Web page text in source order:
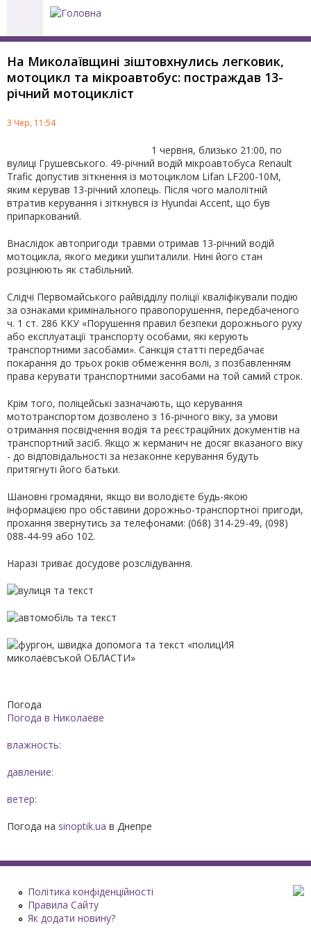
форма
На Миколаївщині зіштовхнулись легковик,
мотоцикл та мікроавтобус: постраждав 13-
річний мотоцикліст
3 Чер, 11:54
1 червня, близько 21:00, по
вулиці Грушевського. 49-річний водій мікроавтобуса Renault
Trafic допустив зіткнення із мотоциклом Lifan LF200-10M,
яким керував 13-річний хлопець. Після чого малолітній
втратив керування і зіткнувся із Hyundai Accent, що був
припаркований.
Внаслідок автопригоди травми отримав 13-річний водій
мотоцикла, якого медики ушпиталили. Нині його стан
розцінюють як стабільний.
Слідчі Первомайського райвідділу поліції кваліфікували подію
за ознаками кримінального правопорушення, передбаченого
ч. 1 ст. 286 ККУ «Порушення правил безпеки дорожнього руху
або експлуатації транспорту особами, які керують
транспортними засобами». Санкція статті передбачає
покарання до трьох років обмеження волі, з позбавленням
права керувати транспортними засобами на той самий строк.
Крім того, поліцейські зазначають, що керування
мототранспортом дозволено з 16-річного віку, за умови
отримання посвідчення водія та реєстраційних документів на
транспортний засіб. Якщо ж керманич не досяг вказаного віку
- до відповідальності за незаконне керування будуть
притягнуті його батьки.
Шановні громадяни, якщо ви володієте будь-якою
інформацією про обставини дорожньо-транспортної пригоди,
прохання звернутись за телефонами: (068) 314-29-49, (098)
088-44-99 або 102.
Наразі триває досудове розслідування.
Погода
Погода в Николаеве
влажность:
давление:
ветер:
Погода на sinoptik.ua в Днепре
Політика конфіденційності
Правила Сайту
Як додати новину?